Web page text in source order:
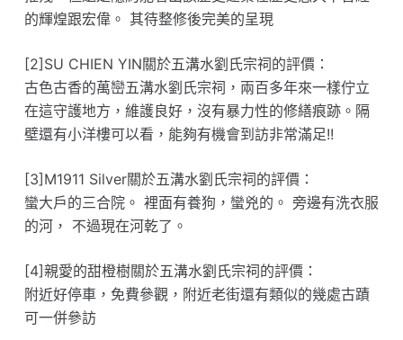
的輝煌跟宏偉。 其待整修後完美的呈現
[2]SU CHIEN YIN關於五溝水劉氏宗祠的評價：
古色古香的萬巒五溝水劉氏宗祠，兩百多年來一樣佇立
在這守護地方，維護良好，沒有暴力性的修繕痕跡。隔
壁還有小洋樓可以看，能夠有機會到訪非常滿足!!
[3]M1911 Silver關於五溝水劉氏宗祠的評價：
蠻大戶的三合院。 裡面有養狗，蠻兇的。 旁邊有洗衣服
的河， 不過現在河乾了。
[4]親愛的甜橙樹關於五溝水劉氏宗祠的評價：
附近好停車，免費參觀，附近老街還有類似的幾處古蹟
可一併參訪